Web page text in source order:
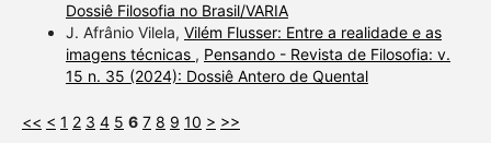
Dossiê Filosofia no Brasil/VARIA
J. Afrânio Vilela, Vilém Flusser: Entre a realidade e as
imagens técnicas , Pensando - Revista de Filosofia: v.
15 n. 35 (2024): Dossiê Antero de Quental
<< < 1 2 3 4 5 6 7 8 9 10 > >>